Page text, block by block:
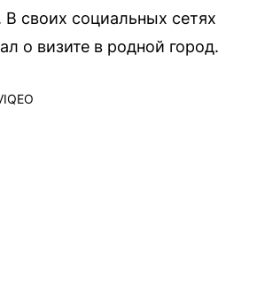
своих социальных сетях
о визите в родной город.